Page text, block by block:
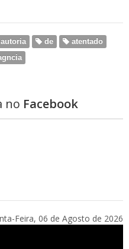
autoria de
atentado
no Facebook
Feira, 06 de Agosto de 2026